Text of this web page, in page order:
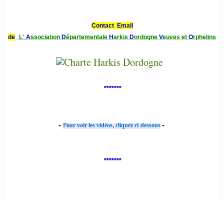
Contact Email
de
L' Association Départementale Harkis Dordogne Veuves et Orphelins
*******
- Pour voir les vidéos, cliquez ci-dessous -
*******